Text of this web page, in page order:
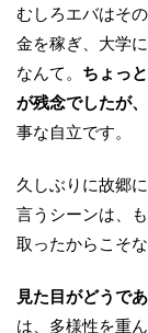
むしろエバはそ
金を稼ぎ、大学
なんて。 ちょっ
が残念でしたが
事な自立です。
久しぶりに故郷
言うシーンは、
取ったからこそな
見た目がどうで
は、多様性を重